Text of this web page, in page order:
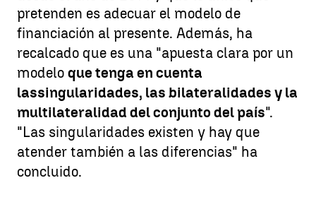
pretenden es adecuar el modelo de
financiación al presente. Además, ha
recalcado que es una "apuesta clara por un
modelo que tenga en cuenta
lassingularidades, las bilateralidades y la
multilateralidad del conjunto del país".
"Las singularidades existen y hay que
atender también a las diferencias" ha
concluido.